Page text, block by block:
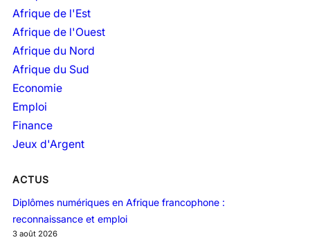
v
Afrique de l'Est
Afrique de l'Ouest
Afrique du Nord
Afrique du Sud
Economie
Emploi
Finance
Jeux d'Argent
ACTUS
Diplômes numériques en Afrique francophone :
reconnaissance et emploi
3 août 2026